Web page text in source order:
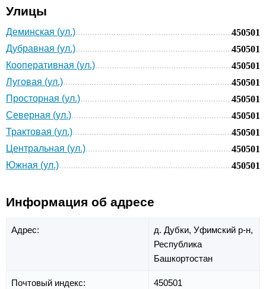
Улицы
Деминская (ул.)
450501
Дубравная (ул.)
450501
Кооперативная (ул.)
450501
Луговая (ул.)
450501
Просторная (ул.)
450501
Северная (ул.)
450501
Трактовая (ул.)
450501
Центральная (ул.)
450501
Южная (ул.)
450501
Информация об адресе
Адрес: д. Дубки, Уфимский р-н,
Республика
Башкортостан
Почтовый индекс: 450501